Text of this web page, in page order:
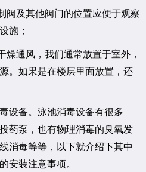
及其他阀门的位置应便于观察
施；
通风，我们通常放置于室外，
。如果是在楼层里面放置，还
备。泳池消毒设备有很多
药泵，也有物理消毒的臭氧发
消毒等等，以下就介绍下其中
安装注意事项。